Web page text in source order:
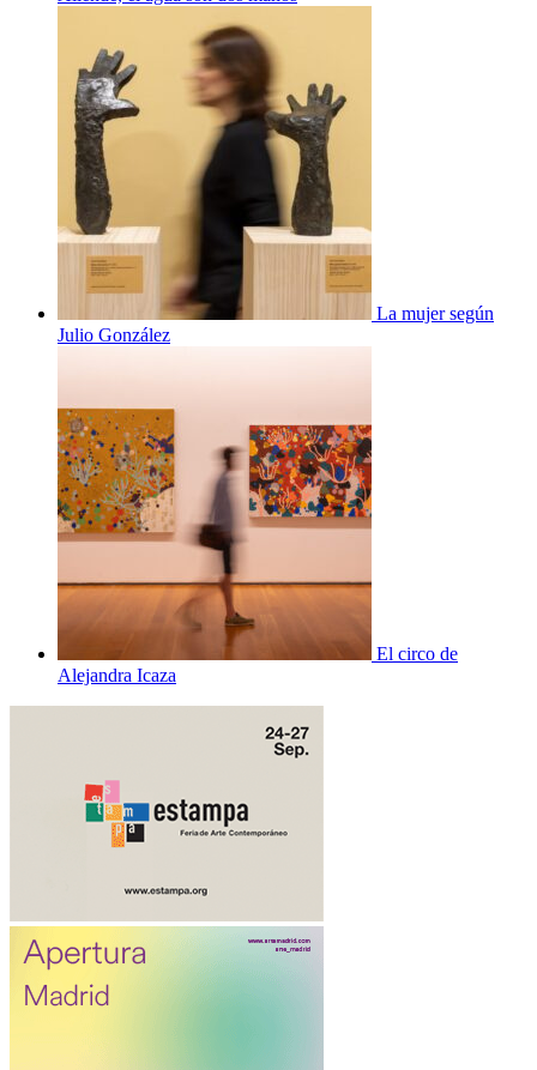
La mujer según
Julio González
El circo de
Alejandra Icaza